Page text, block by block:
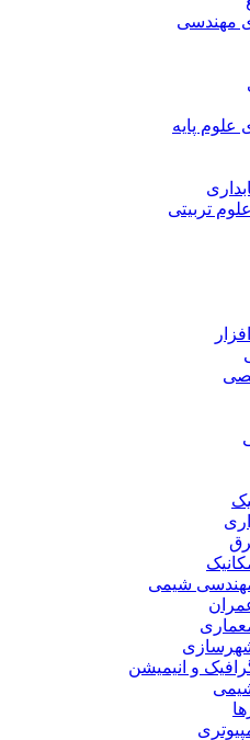
پایه
شیمی
و انیمیشن